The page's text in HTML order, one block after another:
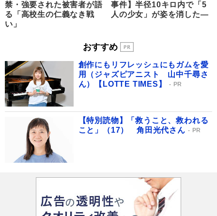
禁・強要された被害者が語
る「高校生の仁義なき戦
い」
事件】半径10キロ内で「5
人の少女」が姿を消した―
おすすめ
創作にもリフレッシュにもガムを愛
用（ジャズピアニスト 山中千尋さ
ん）【LOTTE TIMES】
PR
【特別読物】「救うこと、救われる
こと」（17） 角田光代さん
PR